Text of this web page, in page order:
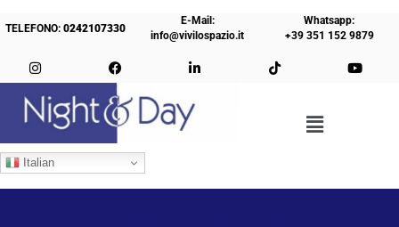
TELEFONO:0242107330
E-Mail:
info@vivilospazio.it
Whatsapp:
+39 351 152 9879
Italian